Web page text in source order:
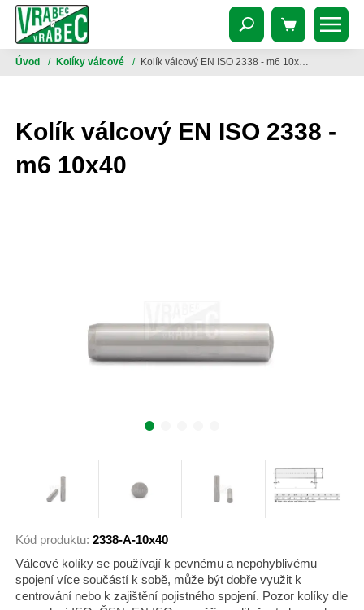
Úvod / Kolíky válcové / Kolík válcový EN ISO 2338 - m6 10x40
Kolík válcový EN ISO 2338 -
m6 10x40
Kód produktu: 2338-A-10x40
Válcové kolíky se používají k pevnému a nepohyblivému
spojení více součástí k sobě, může být dobře využit k
centrování nebo k zajištění pojistného spojení. Pozor kolíky dle